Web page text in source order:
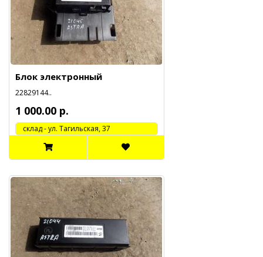
Блок электронный
22829144..
1 000.00 р.
cклад - ул. Тагильская, 37